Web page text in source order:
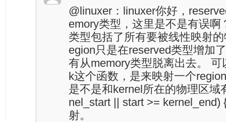
@linuxer：linuxer你好，
emory类型，这里是不是有误啊
类型包括了所有要被线性映射
egion只是在reserved类型增加
有从memory类型脱离出去。
k这个函数，是来映射一个
是不是和kernel所在的物理区域
nel_start || start >= kernel_end)
射。